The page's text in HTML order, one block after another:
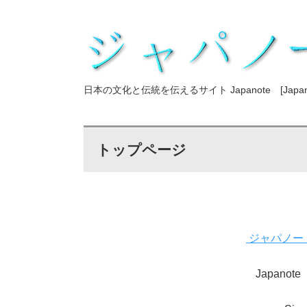
日本の文化と伝統を伝えるサイト Japanote
トップページ
ジャパノ
Japanote